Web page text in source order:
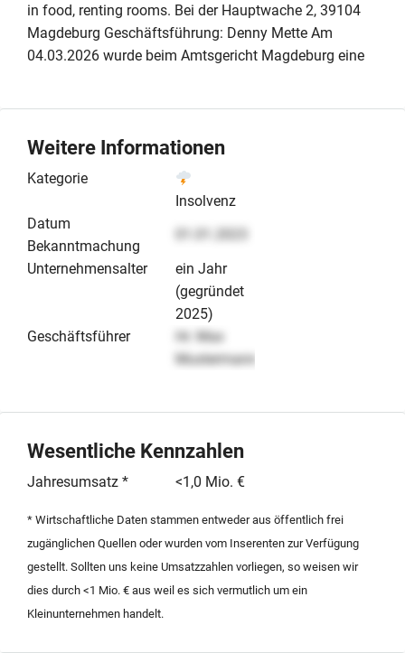
in food, renting rooms. Bei der Hauptwache 2, 39104
Magdeburg Geschäftsführung: Denny Mette Am
04.03.2026 wurde beim Amtsgericht Magdeburg eine
Weitere Informationen
Kategorie
Insolvenz
Datum
Bekanntmachung
Unternehmensalter
ein Jahr
(gegründet
2025)
Geschäftsführer
Hr. Max
Mustermann
Wesentliche Kennzahlen
Jahresumsatz * <1,0 Mio. €
* Wirtschaftliche Daten stammen entweder aus öffentlich frei
zugänglichen Quellen oder wurden vom Inserenten zur Verfügung
gestellt. Sollten uns keine Umsatzzahlen vorliegen, so weisen wir
dies durch <1 Mio. € aus weil es sich vermutlich um ein
Kleinunternehmen handelt.